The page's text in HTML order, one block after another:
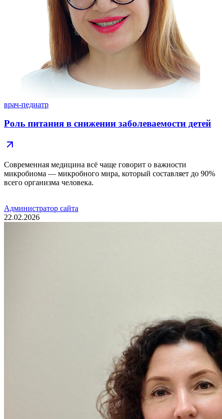
врач-педиатр
Роль питания в снижении заболеваемости детей
Современная медицина всё чаще говорит о важности
микробиома — микробного мира, который составляет до 90%
всего организма человека.
Администратор сайта
22.02.2026